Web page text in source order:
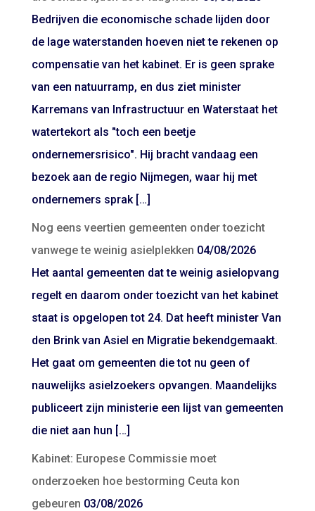
Bedrijven die economische schade lijden door
de lage waterstanden hoeven niet te rekenen op
compensatie van het kabinet. Er is geen sprake
van een natuurramp, en dus ziet minister
Karremans van Infrastructuur en Waterstaat het
watertekort als "toch een beetje
ondernemersrisico". Hij bracht vandaag een
bezoek aan de regio Nijmegen, waar hij met
ondernemers sprak […]
Nog eens veertien gemeenten onder toezicht
vanwege te weinig asielplekken 04/08/2026
Het aantal gemeenten dat te weinig asielopvang
regelt en daarom onder toezicht van het kabinet
staat is opgelopen tot 24. Dat heeft minister Van
den Brink van Asiel en Migratie bekendgemaakt.
Het gaat om gemeenten die tot nu geen of
nauwelijks asielzoekers opvangen. Maandelijks
publiceert zijn ministerie een lijst van gemeenten
die niet aan hun […]
Kabinet: Europese Commissie moet
onderzoeken hoe bestorming Ceuta kon
gebeuren 03/08/2026